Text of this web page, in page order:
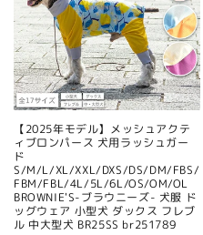
【2025年モデル】メッシュアクテ
ィブロンパース 犬用ラッシュガー
ド
S/M/L/XL/XXL/DXS/DS/DM/FBS/
FBM/FBL/4L/5L/6L/OS/OM/OL
BROWNIE'S-ブラウニーズ- 犬服 ド
ッグウェア 小型犬 ダックス フレブ
ル 中大型犬 BR25SS br251789